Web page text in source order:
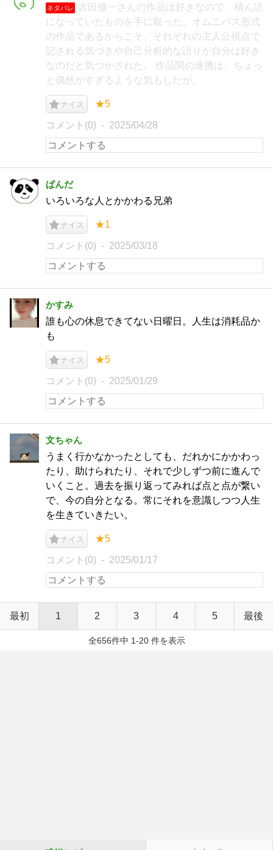
ネタバレ
吉田修一さんの作品は好きなので、積ん読
になっていたものを手に取った。オムニバス形式
の作品であるからこそ、それぞれの主人公視点で
記される気づきや自己分析的な語りが自分は好き
なのだと気づかされた。 作品間の連携は、ちょっ
と偶然がすぎるような気もしたが。
ナイス ★5
コメント(0) 2025/04/28
ぱんだ
いろいろな人とかかわる兄弟
ナイス ★1
コメント(0) 2025/03/18
かすみ
誰も心の休息できてない日曜日。人生は消耗品か
も
ナイス ★5
コメント(0) 2025/01/29
文ちゃん
うまく行かなかったとしても、だれかにかかわっ
たり、助けられたり、それで少しずつ前に進んで
いくこと。過去を振り返ってみれば点と点が繋い
で、今の自分となる。常にそれを意識しつつ人生
を生きていきたい。
ナイス ★5
コメント(0) 2025/01/17
最初 1 2 3 4 5 最後
全656件中 1-20 件を表示